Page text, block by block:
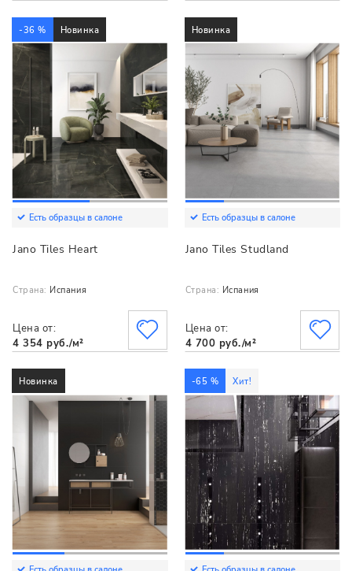
-36 % Новинка
Есть образцы в салоне
Jano Tiles Heart
Страна: Испания
Цена от:
4 354 руб./м²
Новинка
Есть образцы в салоне
Jano Tiles Studland
Страна: Испания
Цена от:
4 700 руб./м²
Новинка -65 % Хит!